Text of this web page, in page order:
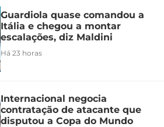
Guardiola quase comandou a
Itália e chegou a montar
escalações, diz Maldini
Há 23 horas
Internacional negocia
contratação de atacante que
disputou a Copa do Mundo